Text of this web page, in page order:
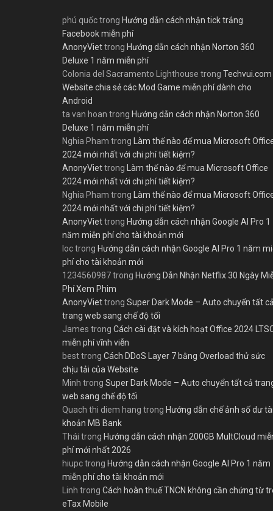
phú quốctrong Hướng dẫn cách nhận tick trắng
Facebook miễn phí
AnonyViettrong Hướng dẫn cách nhận Norton 360
Deluxe 1 năm miễn phí
Colonia del Sacramento Lighthouse trong Techvui.com
Website chia sẻ các Mod Game miễn phí dành cho
Android
ta van hoan trong Hướng dẫn cách nhận Norton 360
Deluxe 1 năm miễn phí
Nghia Pham trong Làm thế nào để mua Microsoft
2024 mới nhất với chi phí tiết kiệm?
AnonyViettrong Làm thế nào để mua Microsoft Office
2024 mới nhất với chi phí tiết kiệm?
Nghia Pham trong Làm thế nào để mua Microsoft
2024 mới nhất với chi phí tiết kiệm?
AnonyViettrong Hướng dẫn cách nhận Google AI Pro 1
năm miễn phí cho tài khoản mới
loctrong Hướng dẫn cách nhận Google AI Pro 1 năm
phí cho tài khoản mới
1234560987trong Hướng Dẫn Nhận Netflix 30 Ngày
Phí Xem Phim
AnonyViettrong Super Dark Mode – Auto chuyển tất cả
trang web sang chế độ tối
James trong Cách cài đặt và kích hoạt Office 2024
miễn phí vĩnh viễn
besttrong Cách DDoS Layer 7 bằng Overload thử sức
chịu tải của Website
Minh trong Super Dark Mode – Auto chuyển tất cả
web sang chế độ tối
Quach thi diem hang trong Hướng dẫn chế ảnh số dư tài
khoản MB Bank
Thái trong Hướng dẫn cách nhận 200GB MultCloud
phí mới nhất 2026
hiupctrong Hướng dẫn cách nhận Google AI Pro 1 năm
miễn phí cho tài khoản mới
Linh trong Cách hoàn thuế TNCN không cần chứng từ
eTax Mobile